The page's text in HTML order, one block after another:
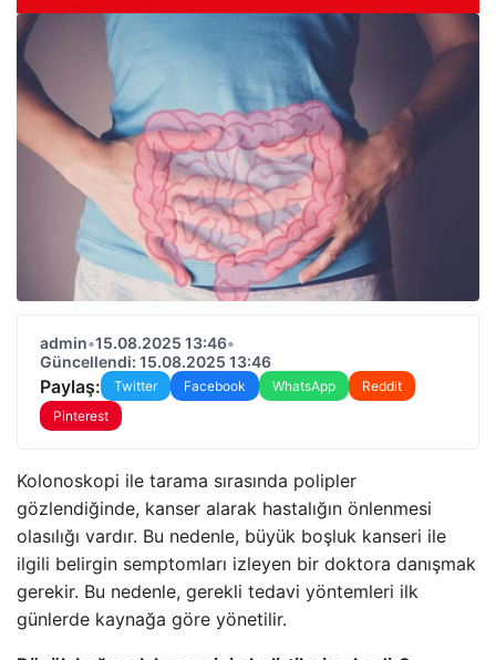
admin•15.08.2025 13:46•
Güncellendi: 15.08.2025 13:46
Paylaş: Twitter Facebook WhatsApp
Reddit
Pinterest
Kolonoskopi ile tarama sırasında polipler
gözlendiğinde, kanser alarak hastalığın önlenmesi
olasılığı vardır. Bu nedenle, büyük boşluk kanseri ile
ilgili belirgin semptomları izleyen bir doktora danışmak
gerekir. Bu nedenle, gerekli tedavi yöntemleri ilk
günlerde kaynağa göre yönetilir.